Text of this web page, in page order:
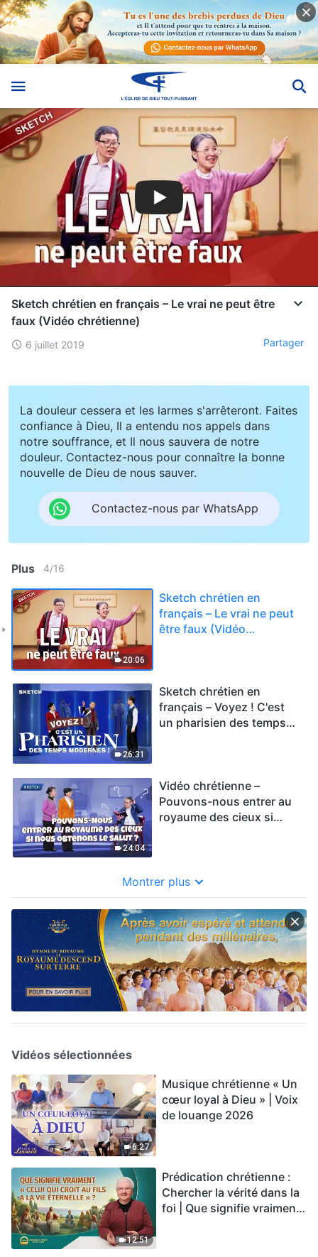
Sketch chrétien en français – Le vrai ne peut être
faux (Vidéo chrétienne)
6 juillet 2019 Partager
La douleur cessera et les larmes s'arrêteront. Faites
confiance à Dieu, Il a entendu nos appels dans
notre souffrance, et Il nous sauvera de notre
douleur. Contactez-nous pour connaître la bonne
nouvelle de Dieu de nous sauver.
Contactez-nous par WhatsApp
Plus 4/16
20:06
Sketch chrétien en
français – Le vrai ne peut
être faux (Vidéo
26:31
Sketch chrétien en
français – Voyez ! C'est
un pharisien des temps
24:04
Vidéo chrétienne –
Pouvons-nous entrer au
royaume des cieux si
Montrer plus
Vidéos sélectionnées
6:27
Musique chrétienne « Un
cœur loyal à Dieu » | Voix
de louange 2026
12:51
Prédication chrétienne :
Chercher la vérité dans la
foi | Que signifie vraiment